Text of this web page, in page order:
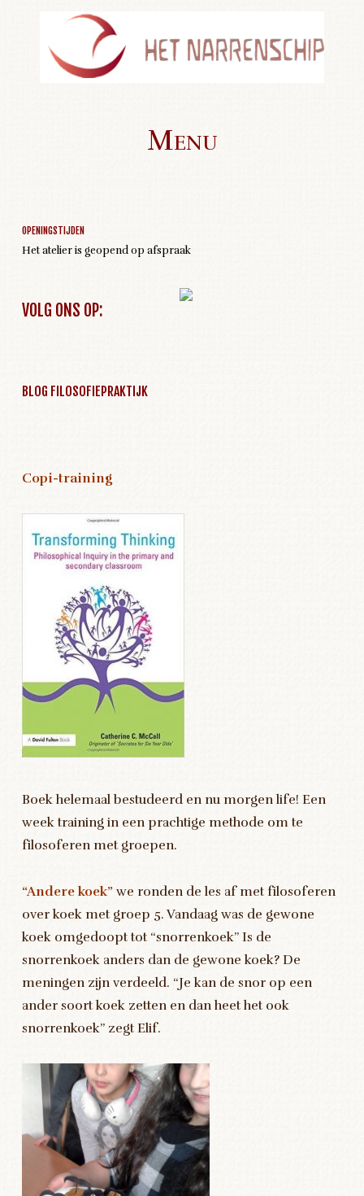
Menu
OPENINGSTIJDEN
Het atelier is geopend op afspraak
VOLG ONS OP:
BLOG FILOSOFIEPRAKTIJK
Copi-training
Boek helemaal bestudeerd en nu morgen life! Een
week training in een prachtige methode om te
filosoferen met groepen.
“Andere koek”we ronden de les af met filosoferen
over koek met groep 5. Vandaag was de gewone
koek omgedoopt tot “snorrenkoek” Is de
snorrenkoek anders dan de gewone koek? De
meningen zijn verdeeld. “Je kan de snor op een
ander soort koek zetten en dan heet het ook
snorrenkoek” zegt Elif.